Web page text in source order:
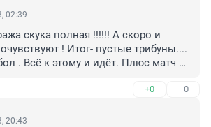
02:39
скука полная !!!!!! А скоро и
! Итог- пустые трибуны....
. Всё к этому и идёт. Плюс матч ТВ
сборная Непала против Пакистана !!!
в том же духе
+0 –0
20:43